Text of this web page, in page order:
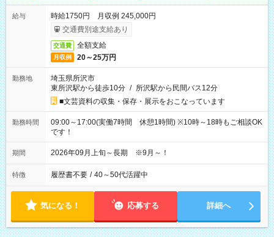
給与
時給1750円 月収例 245,000円
交通費別途支給あり
交通費 全額支給
月収例 20～25万円
勤務地
埼玉県所沢市
東所沢駅から徒歩10分 / 所沢駅から民間バス12分
■文芸資料の収集・保存・展示をおこなっています
勤務時間
09:00～17:00(実働7時間 休憩1時間) ※10時～18時もご相談OK
です！
期間 2026年09月上旬～長期 ※9月～！
特徴 履歴書不要 / 40～50代活躍中
気になる！ 応募する 詳細へ